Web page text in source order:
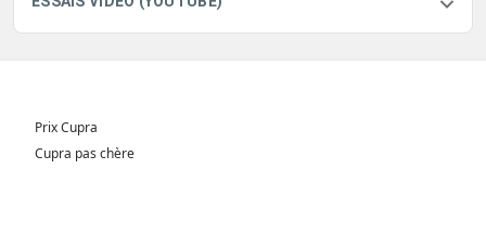
Prix Cupra
Cupra pas chère